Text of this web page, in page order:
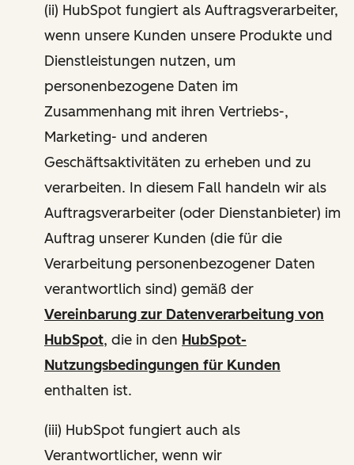
(ii) HubSpot fungiert als Auftragsverarbeiter,
wenn unsere Kunden unsere Produkte und
Dienstleistungen nutzen, um
personenbezogene Daten im
Zusammenhang mit ihren Vertriebs-,
Marketing- und anderen
Geschäftsaktivitäten zu erheben und zu
verarbeiten. In diesem Fall handeln wir als
Auftragsverarbeiter (oder Dienstanbieter) im
Auftrag unserer Kunden (die für die
Verarbeitung personenbezogener Daten
verantwortlich sind) gemäß der
Vereinbarung zur Datenverarbeitung von
HubSpot, die in den HubSpot-
Nutzungsbedingungen für Kunden
enthalten ist.
(iii) HubSpot fungiert auch als
Verantwortlicher, wenn wir